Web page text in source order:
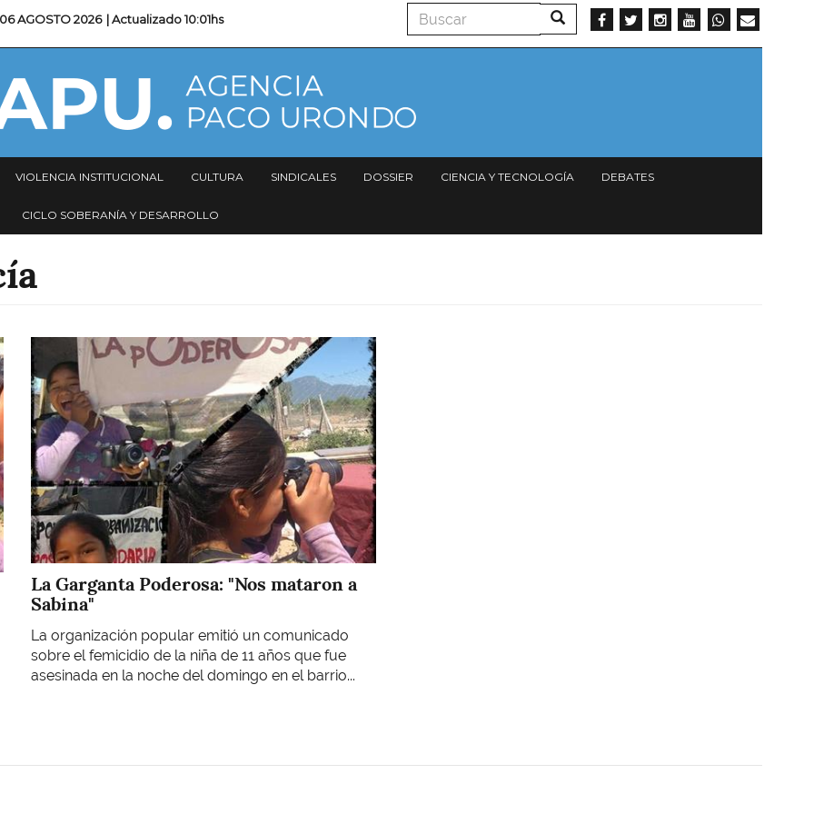
06 AGOSTO 2026 | Actualizado10:01hs Buscar Buscar
VIOLENCIA INSTITUCIONAL CULTURA SINDICALES DOSSIER CIENCIA Y TECNOLOGÍA DEBATES
CICLO SOBERANÍA Y DESARROLLO
Imagen
La Garganta Poderosa: "Nos mataron a
Sabina"
La organización popular emitió un comunicado
sobre el femicidio de la niña de 11 años que fue
asesinada en la noche del domingo en el barrio...